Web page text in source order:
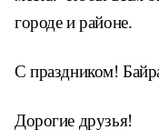
городе и районе.
С праздником!
Дорогие друзья!